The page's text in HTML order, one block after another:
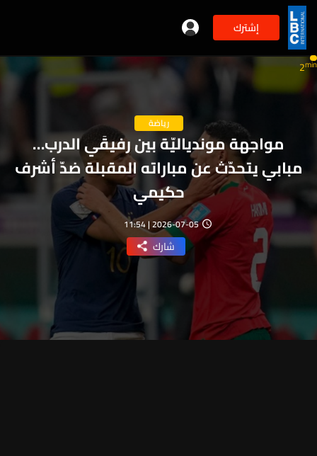
إشترك
رياضة
مواجهة موندياليّة بين رفيقَي الدرب…
مبابي يتحدّث عن مباراته المقبلة ضدّ أشرف
حكيمي
2026-07-05 | 11:54
شارك
2min